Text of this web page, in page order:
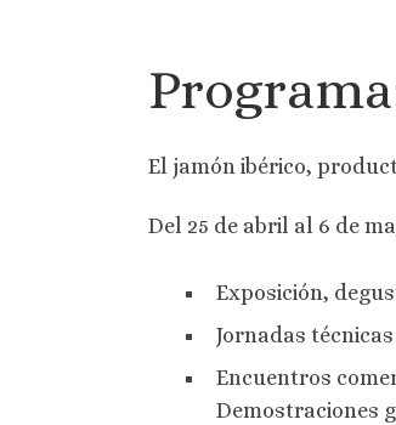
El jamón ibérico,
Del 25 de abril al 6 de
Exposición,
Jornadas
Encuentros
Demostraciones